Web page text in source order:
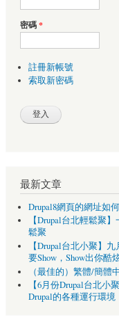
密碼*
註冊新帳號
索取新密碼
最新文章
Drupal8網頁的網址如
【Drupal台北輕鬆聚
鬆聚
【Drupal台北小聚】
要Show，Show出你酷
（最佳的）繁體/簡體
【6月份Drupal台北小
Drupal的各種運行環境